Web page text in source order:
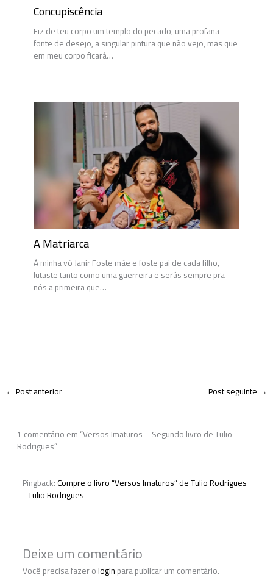
Concupiscência
Fiz de teu corpo um templo do pecado, uma profana
fonte de desejo, a singular pintura que não vejo, mas que
em meu corpo ficará…
A Matriarca
À minha vó Janir Foste mãe e foste pai de cada filho,
lutaste tanto como uma guerreira e serás sempre pra
nós a primeira que…
←Post anterior Post seguinte →
1 comentário em “Versos Imaturos – Segundo livro de Tulio
Rodrigues”
Pingback:Compre o livro “Versos Imaturos” de Tulio Rodrigues
- Tulio Rodrigues
Deixe um comentário
Você precisa fazer ologinpara publicar um comentário.